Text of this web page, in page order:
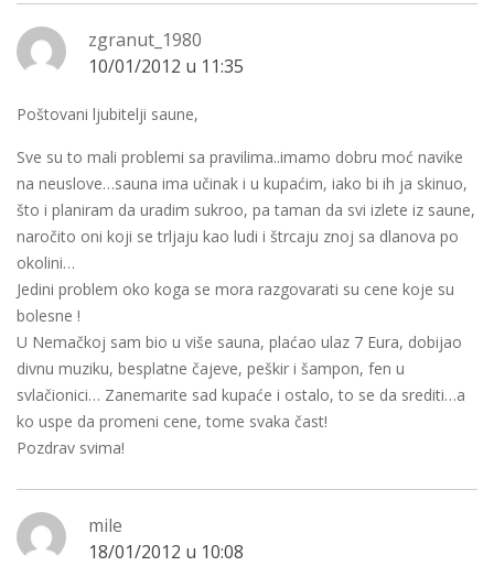
zgranut_1980
10/01/2012 u 11:35
Poštovani ljubitelji saune,
Sve su to mali problemi sa pravilima..imamo dobru moć navike
na neuslove…sauna ima učinak i u kupaćim, iako bi ih ja skinuo,
što i planiram da uradim sukroo, pa taman da svi izlete iz saune,
naročito oni koji se trljaju kao ludi i štrcaju znoj sa dlanova po
okolini…
Jedini problem oko koga se mora razgovarati su cene koje su
bolesne !
U Nemačkoj sam bio u više sauna, plaćao ulaz 7 Eura, dobijao
divnu muziku, besplatne čajeve, peškir i šampon, fen u
svlačionici… Zanemarite sad kupaće i ostalo, to se da srediti…a
ko uspe da promeni cene, tome svaka čast!
Pozdrav svima!
mile
18/01/2012 u 10:08